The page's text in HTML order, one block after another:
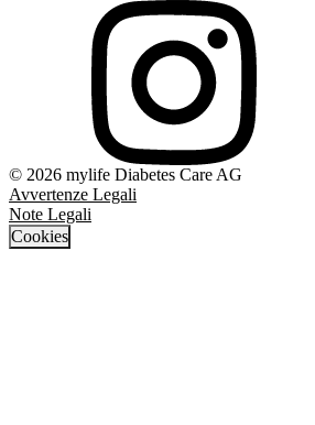
© 2026 mylife Diabetes Care AG
Avvertenze Legali
Note Legali
Cookies